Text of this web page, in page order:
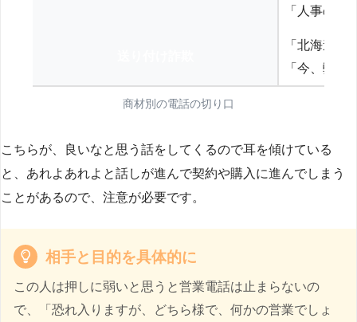
「人事の方
「北海道
「今、弊
商材別の電話の切り口
こちらが、良いなと思う話をしてくるので耳を傾けている
と、あれよあれよと話しが進んで契約や購入に進んでしまう
ことがあるので、注意が必要です。
相手と目的を具体的に
この人は押しに弱いと思うと営業電話は止まらないの
で、「恐れ入りますが、どちら様で、何かの営業でしょ